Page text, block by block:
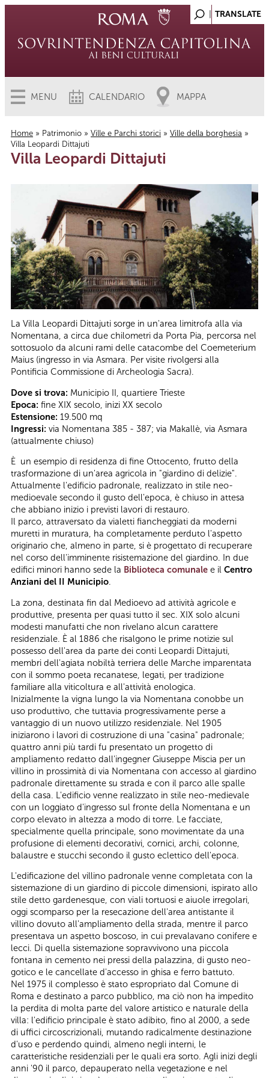
MENU CALENDARIO MAPPA
Tu sei qui
Home » Patrimonio » Ville e Parchi storici » Ville della borghesia »
Villa Leopardi Dittajuti
Villa Leopardi Dittajuti
La Villa Leopardi Dittajuti sorge in un'area limitrofa alla via
Nomentana, a circa due chilometri da Porta Pia, percorsa nel
sottosuolo da alcuni rami delle catacombe del Coemeterium
Maius (ingresso in via Asmara. Per visite rivolgersi alla
Pontificia Commissione di Archeologia Sacra).
Dove si trova: Municipio II, quartiere Trieste
Epoca: fine XIX secolo, inizi XX secolo
Estensione: 19.500 mq
Ingressi: via Nomentana 385 - 387; via Makallè, via Asmara
(attualmente chiuso)
È un esempio di residenza di fine Ottocento, frutto della
trasformazione di un'area agricola in "giardino di delizie".
Attualmente l'edificio padronale, realizzato in stile neo-
medioevale secondo il gusto dell'epoca, è chiuso in attesa
che abbiano inizio i previsti lavori di restauro.
Il parco, attraversato da vialetti fiancheggiati da moderni
muretti in muratura, ha completamente perduto l'aspetto
originario che, almeno in parte, si è progettato di recuperare
nel corso dell'imminente risistemazione del giardino. In due
edifici minori hanno sede la Biblioteca comunale e il Centro
Anziani del II Municipio.
La zona, destinata fin dal Medioevo ad attività agricole e
produttive, presenta per quasi tutto il sec. XIX solo alcuni
modesti manufatti che non rivelano alcun carattere
residenziale. È al 1886 che risalgono le prime notizie sul
possesso dell'area da parte dei conti Leopardi Dittajuti,
membri dell'agiata nobiltà terriera delle Marche imparentata
con il sommo poeta recanatese, legati, per tradizione
familiare alla viticoltura e all'attività enologica.
Inizialmente la vigna lungo la via Nomentana conobbe un
uso produttivo, che tuttavia progressivamente perse a
vantaggio di un nuovo utilizzo residenziale. Nel 1905
iniziarono i lavori di costruzione di una "casina" padronale;
quattro anni più tardi fu presentato un progetto di
ampliamento redatto dall'ingegner Giuseppe Miscia per un
villino in prossimità di via Nomentana con accesso al giardino
padronale direttamente su strada e con il parco alle spalle
della casa. L'edificio venne realizzato in stile neo-medievale
con un loggiato d'ingresso sul fronte della Nomentana e un
corpo elevato in altezza a modo di torre. Le facciate,
specialmente quella principale, sono movimentate da una
profusione di elementi decorativi, cornici, archi, colonne,
balaustre e stucchi secondo il gusto eclettico dell'epoca.
L'edificazione del villino padronale venne completata con la
sistemazione di un giardino di piccole dimensioni, ispirato allo
stile detto gardenesque, con viali tortuosi e aiuole irregolari,
oggi scomparso per la resecazione dell'area antistante il
villino dovuto all'ampliamento della strada, mentre il parco
presentava un aspetto boscoso, in cui prevalavano conifere e
lecci. Di quella sistemazione sopravvivono una piccola
fontana in cemento nei pressi della palazzina, di gusto neo-
gotico e le cancellate d'accesso in ghisa e ferro battuto.
Nel 1975 il complesso è stato espropriato dal Comune di
Roma e destinato a parco pubblico, ma ciò non ha impedito
la perdita di molta parte del valore artistico e naturale della
villa: l'edificio principale è stato adibito, fino al 2000, a sede
di uffici circoscrizionali, mutando radicalmente destinazione
d'uso e perdendo quindi, almeno negli interni, le
caratteristiche residenziali per le quali era sorto. Agli inizi degli
anni '90 il parco, depauperato nella vegetazione e nel